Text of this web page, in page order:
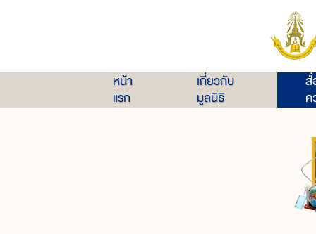
หน้า
แรก
เกี่ยวกับ
มูลนิธิ
สื่
ค